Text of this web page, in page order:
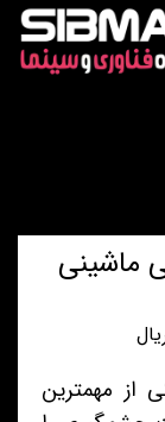
ماشینی
از مهمترین